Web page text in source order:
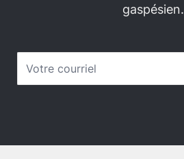
gaspésien.